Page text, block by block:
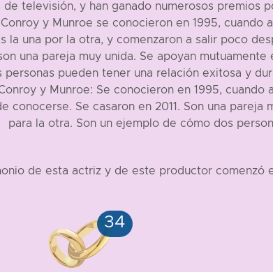
de televisión, y han ganado numerosos premios
y Munroe se conocieron en 1995,
la una por la otra, y comenzaron a salir poco
una pareja muy unida. Se apoyan
personas pueden tener una relación exitosa y
y Munroe: Se conocieron en 1995,
conocerse. Se casaron en 2011. Son una
para la otra. Son un ejemplo de cómo dos
de esta actriz y de este productor comenzó